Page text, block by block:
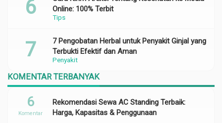
Tips
Online: 100% Terbit
Penyakit
7 Pengobatan Herbal untuk Penyakit Ginjal yang
Terbukti Efektif dan Aman
KOMENTAR TERBANYAK
Rekomendasi Sewa AC Standing Terbaik:
Harga, Kapasitas & Penggunaan
6
Komentar